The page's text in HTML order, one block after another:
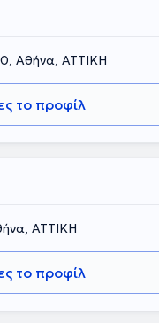
Αθήνα, ΑΤΤΙΚΗ
το προφίλ
ΑΤΤΙΚΗ
το προφίλ